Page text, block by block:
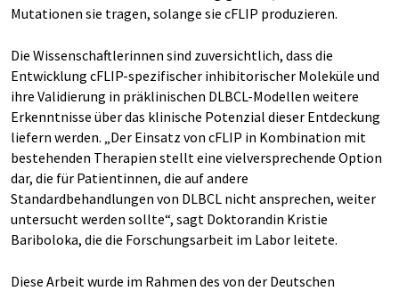
Mutationen sie tragen, solange sie cFLIP produzieren.
Die Wissenschaftlerinnen sind zuversichtlich, dass die
Entwicklung cFLIP-spezifischer inhibitorischer Moleküle und
ihre Validierung in präklinischen DLBCL-Modellen weitere
Erkenntnisse über das klinische Potenzial dieser Entdeckung
liefern werden. „Der Einsatz von cFLIP in Kombination mit
bestehenden Therapien stellt eine vielversprechende Option
dar, die für Patientinnen, die auf andere
Standardbehandlungen von DLBCL nicht ansprechen, weiter
untersucht werden sollte“, sagt Doktorandin Kristie
Bariboloka, die die Forschungsarbeit im Labor leitete.
Diese Arbeit wurde im Rahmen des von der Deutschen